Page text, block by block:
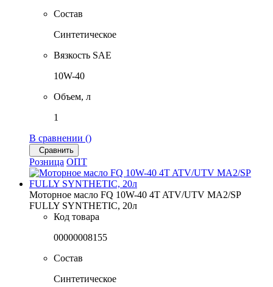
Состав
Синтетическое
Вязкость SAE
10W-40
Объем, л
1
В сравнении ()
Сравнить
Розница ОПТ
Моторное масло FQ 10W-40 4T ATV/UTV MA2/SP
FULLY SYNTHETIC, 20л
Код товара
00000008155
Состав
Синтетическое